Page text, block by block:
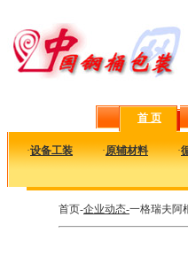
首 页
·设备工装 ·原辅材料 ·
首页-企业动态-一格瑞夫阿